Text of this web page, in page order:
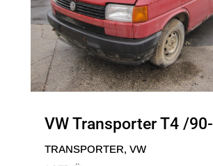
VW Transporter T4 /90-
TRANSPORTER, VW